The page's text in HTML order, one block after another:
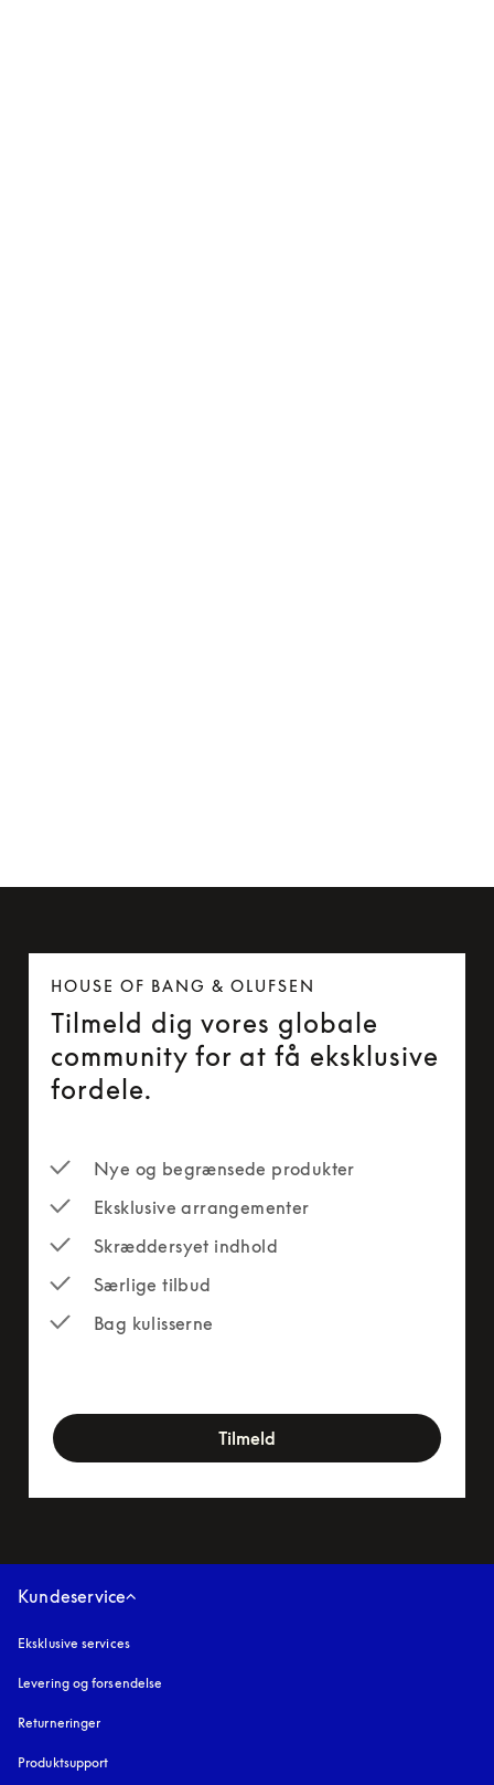
HOUSE OF BANG & OLUFSEN
Tilmeld dig vores globale
community for at få eksklusive
fordele.
Nye og begrænsede produkter
Eksklusive arrangementer
Skræddersyet indhold
Særlige tilbud
Bag kulisserne
Tilmeld
Kundeservice
Eksklusive services
Levering og forsendelse
Returneringer
Produktsupport